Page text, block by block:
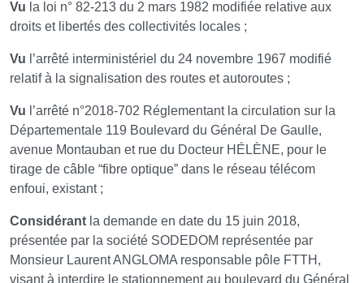
Vu la loi n° 82-213 du 2 mars 1982 modifiée relative aux
droits et libertés des collectivités locales ;
Vu l’arrêté interministériel du 24 novembre 1967 modifié
relatif à la signalisation des routes et autoroutes ;
Vu l’arrêté n°2018-702 Réglementant la circulation sur la
Départementale 119 Boulevard du Général De Gaulle,
avenue Montauban et rue du Docteur HÉLÈNE, pour le
tirage de câble “fibre optique” dans le réseau télécom
enfoui, existant ;
Considérant la demande en date du 15 juin 2018,
présentée par la société SODEDOM représentée par
Monsieur Laurent ANGLOMA responsable pôle FTTH,
visant à interdire le stationnement au boulevard du Général